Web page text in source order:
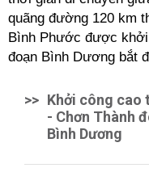
quãng đường 120 km
Bình Phước được khởi
đoạn Bình Dương bắt
>> Khởi công cao
- Chơn Thành
Bình Dương